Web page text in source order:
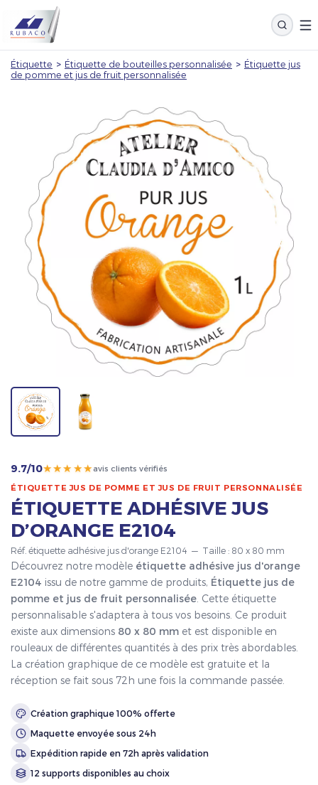
Étiquette > Étiquette de bouteilles personnalisée > Étiquette jus
de pomme et jus de fruit personnalisée
9.7/10★★★★★avis clients vérifiés
ÉTIQUETTE JUS DE POMME ET JUS DE FRUIT PERSONNALISÉE
ÉTIQUETTE ADHÉSIVE JUS
D’ORANGE E2104
Réf. étiquette adhésive jus d'orange E2104 — Taille : 80 x 80 mm
Découvrez notre modèle étiquette adhésive jus d'orange
E2104 issu de notre gamme de produits, Étiquette jus de
pomme et jus de fruit personnalisée . Cette étiquette
personnalisable s'adaptera à tous vos besoins. Ce produit
existe aux dimensions 80 x 80 mm et est disponible en
rouleaux de différentes quantités à des prix très abordables.
La création graphique de ce modèle est gratuite et la
réception se fait sous 72h une fois la commande passée.
Création graphique 100% offerte
Maquette envoyée sous 24h
Expédition rapide en 72h après validation
12 supports disponibles au choix